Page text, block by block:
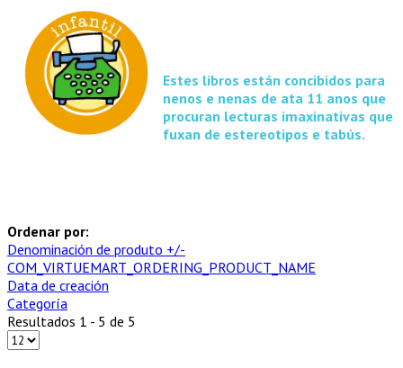
Estes libros están concibidos para
nenos e nenas de ata 11 anos que
procuran lecturas imaxinativas que
fuxan de estereotipos e tabús.
Ordenar por:
Denominación de produto +/-
COM_VIRTUEMART_ORDERING_PRODUCT_NAME
Data de creación
Categoría
Resultados 1 - 5 de 5